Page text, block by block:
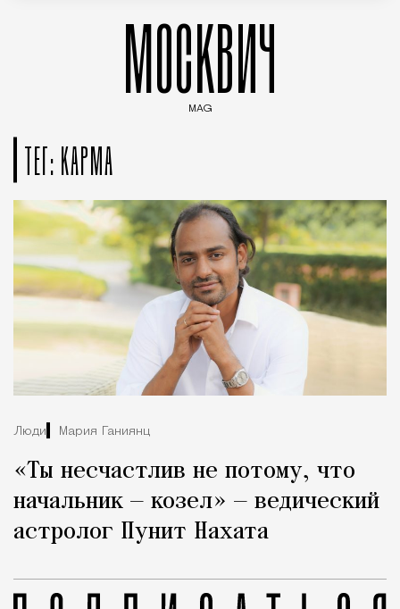
МОСКВИЧ
MAG
ТЕГ: КАРМА
Люди Мария Ганиянц
«Ты несчастлив не потому, что
начальник — козел» — ведический
астролог Пунит Нахата